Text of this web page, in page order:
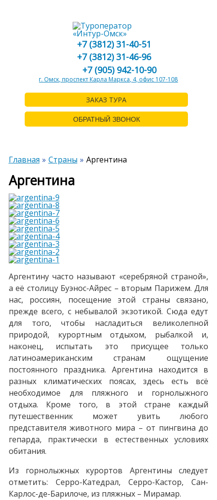
ЗАКАЗ ТУРА
ОБРАТНЫЙ ЗВОНОК
+7 (3812) 31-40-51
+7 (3812) 31-46-96
+7 (905) 942-10-90
г. Омск, проспект Карла Маркса, 4, офис 107-108
Главная Страны Аргентина
Аргентина
Аргентину часто называют «серебряной страной»,
а её столицу Буэнос-Айрес – вторым Парижем. Для
нас, россиян, посещение этой страны связано,
прежде всего, с небывалой экзотикой. Сюда едут
для того, чтобы насладиться великолепной
природой, курортным отдыхом, рыбалкой и,
наконец, испытать это присущее только
латиноамериканским странам ощущение
постоянного праздника. Аргентина находится в
разных климатических поясах, здесь есть всё
необходимое для пляжного и горнолыжного
отдыха. Кроме того, в этой стране каждый
путешественник может увить любого
представителя животного мира – от пингвина до
гепарда, практически в естественных условиях
обитания.
Из горнолыжных курортов Аргентины следует
отметить: Серро-Катедрал, Серро-Кастор, Сан-
Карлос-де-Барилоче, из пляжных – Мирамар.